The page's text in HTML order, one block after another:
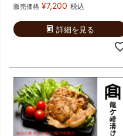
販売価格 ¥7,200 税込
詳細を見る